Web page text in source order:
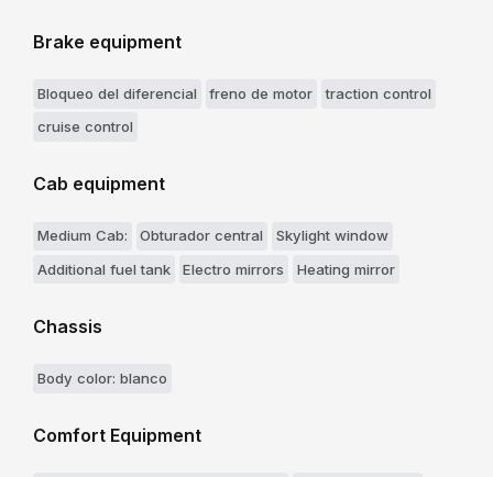
Brake equipment
Bloqueo del diferencial freno de motor
traction control
cruise control
Cab equipment
Medium Cab: Obturador central
Skylight window
Additional fuel tank
Electro mirrors Heating mirror
Chassis
Body color: blanco
Comfort Equipment